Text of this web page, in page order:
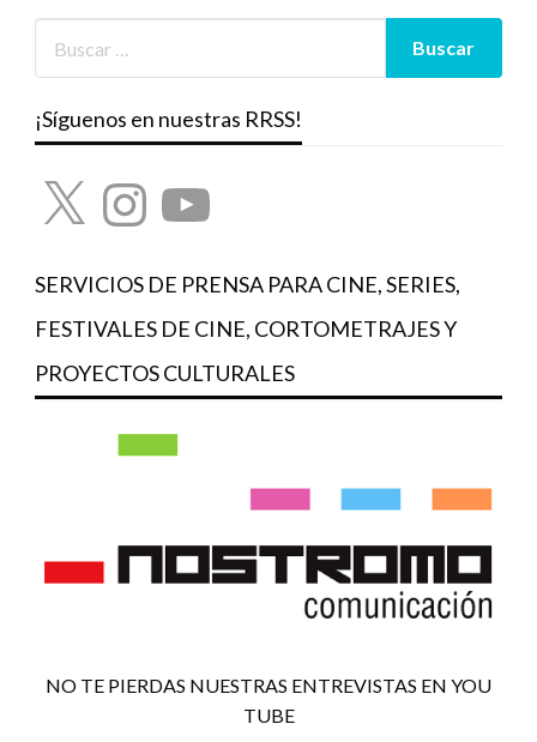
¡Síguenos en nuestras RRSS!
X InstagramYouTube
SERVICIOS DE PRENSA PARA CINE, SERIES,
FESTIVALES DE CINE, CORTOMETRAJES Y
PROYECTOS CULTURALES
NO TE PIERDAS NUESTRAS ENTREVISTAS EN YOU
TUBE